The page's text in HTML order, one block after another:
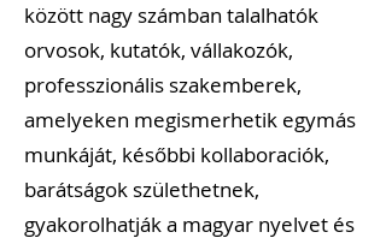
között nagy számban talalhatók
orvosok, kutatók, vállakozók,
professzionális szakemberek,
amelyeken megismerhetik egymás
munkáját, későbbi kollaboraciók,
barátságok születhetnek,
gyakorolhatják a magyar nyelvet és